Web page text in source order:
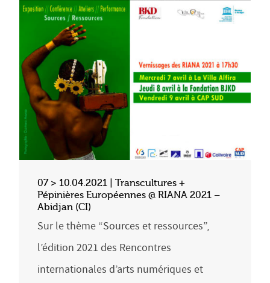
07 > 10.04.2021 | Transcultures +
Pépinières Européennes @ RIANA 2021 –
Abidjan (CI)
Sur le thème “Sources et ressources”,
l’édition 2021 des Rencontres
internationales d’arts numériques et